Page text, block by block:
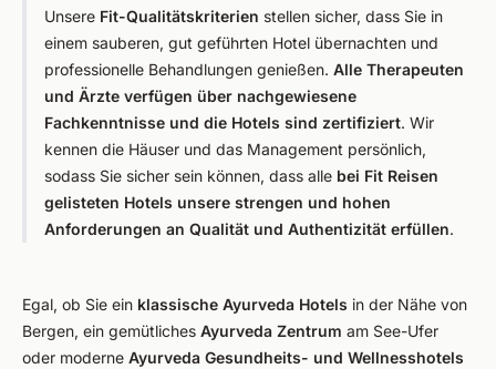
Unsere Fit-Qualitätskriterien stellen sicher, dass Sie in
einem sauberen, gut geführten Hotel übernachten und
professionelle Behandlungen genießen. Alle Therapeuten
und Ärzte verfügen über nachgewiesene
Fachkenntnisse und die Hotels sind zertifiziert. Wir
kennen die Häuser und das Management persönlich,
sodass Sie sicher sein können, dass alle bei Fit Reisen
gelisteten Hotels unsere strengen und hohen
Anforderungen an Qualität und Authentizität erfüllen.
Egal, ob Sie ein klassische Ayurveda Hotels in der Nähe von
Bergen, ein gemütliches Ayurveda Zentrum am See-Ufer
oder moderne Ayurveda Gesundheits- und Wellnesshotels